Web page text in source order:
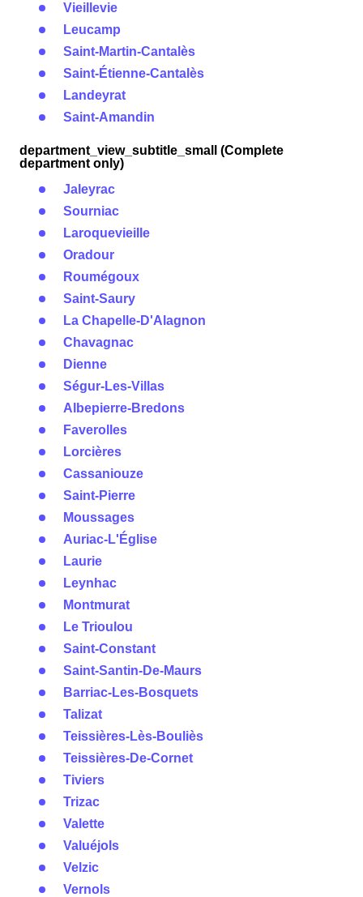
Vieillevie
Leucamp
Saint-Martin-Cantalès
Saint-Étienne-Cantalès
Landeyrat
Saint-Amandin
department_view_subtitle_small (Complete
department only)
Jaleyrac
Sourniac
Laroquevieille
Oradour
Roumégoux
Saint-Saury
La Chapelle-D'Alagnon
Chavagnac
Dienne
Ségur-Les-Villas
Albepierre-Bredons
Faverolles
Lorcières
Cassaniouze
Saint-Pierre
Moussages
Auriac-L'Église
Laurie
Leynhac
Montmurat
Le Trioulou
Saint-Constant
Saint-Santin-De-Maurs
Barriac-Les-Bosquets
Talizat
Teissières-Lès-Bouliès
Teissières-De-Cornet
Tiviers
Trizac
Valette
Valuéjols
Velzic
Vernols